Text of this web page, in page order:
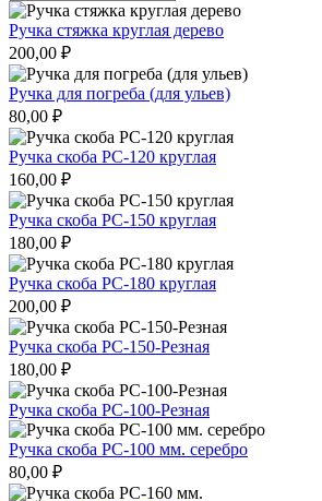
Ручка стяжка круглая дерево
200,00 ₽
Ручка для погреба (для ульев)
80,00 ₽
Ручка скоба РС-120 круглая
160,00 ₽
Ручка скоба РС-150 круглая
180,00 ₽
Ручка скоба РС-180 круглая
200,00 ₽
Ручка скоба РС-150-Резная
180,00 ₽
Ручка скоба РС-100-Резная
Ручка скоба РС-100 мм. серебро
80,00 ₽